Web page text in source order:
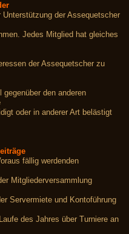
der Assequetscher
Jedes Mitglied hat gleiches
der Assequetscher zu
den anderen
oder in anderer Art belästigt
fällig werdenden
Mitgliederversammlung
Servermiete und Kontoführung
des Jahres über Turniere an